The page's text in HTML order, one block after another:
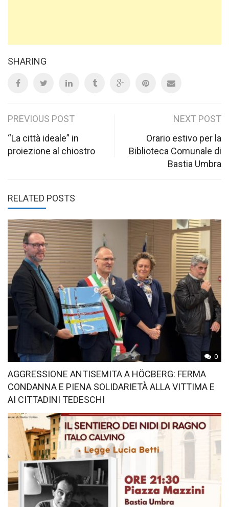
SHARING
Post
navigation
PREVIOUS POST
“La città ideale” in
proiezione al chiostro
NEXT POST
Orario estivo per la
Biblioteca Comunale di
Bastia Umbra
RELATED POSTS
0
AGGRESSIONE ANTISEMITA A HÖCBERG: FERMA
CONDANNA E PIENA SOLIDARIETÀ ALLA VITTIMA E
AI CITTADINI TEDESCHI